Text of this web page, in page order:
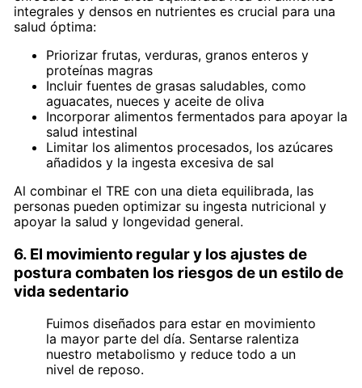
integrales y densos en nutrientes es crucial para una
salud óptima:
Priorizar frutas, verduras, granos enteros y
proteínas magras
Incluir fuentes de grasas saludables, como
aguacates, nueces y aceite de oliva
Incorporar alimentos fermentados para apoyar la
salud intestinal
Limitar los alimentos procesados, los azúcares
añadidos y la ingesta excesiva de sal
Al combinar el TRE con una dieta equilibrada, las
personas pueden optimizar su ingesta nutricional y
apoyar la salud y longevidad general.
6. El movimiento regular y los ajustes de
postura combaten los riesgos de un estilo de
vida sedentario
Fuimos diseñados para estar en movimiento
la mayor parte del día. Sentarse ralentiza
nuestro metabolismo y reduce todo a un
nivel de reposo.